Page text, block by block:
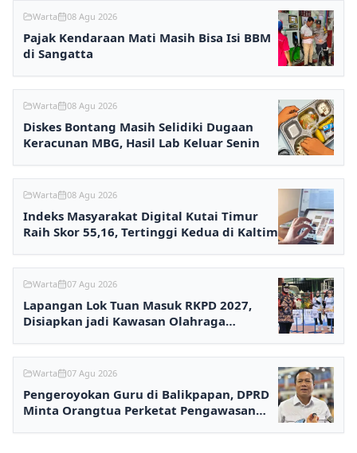
Warta 08 Agu 2026
Pajak Kendaraan Mati Masih Bisa Isi BBM
di Sangatta
Warta 08 Agu 2026
Diskes Bontang Masih Selidiki Dugaan
Keracunan MBG, Hasil Lab Keluar Senin
Warta 08 Agu 2026
Indeks Masyarakat Digital Kutai Timur
Raih Skor 55,16, Tertinggi Kedua di Kaltim
Warta 07 Agu 2026
Lapangan Lok Tuan Masuk RKPD 2027,
Disiapkan jadi Kawasan Olahraga
Warta 07 Agu 2026
Pengeroyokan Guru di Balikpapan, DPRD
Minta Orangtua Perketat Pengawasan